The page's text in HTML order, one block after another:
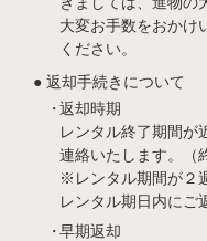
大変お手数をおかけ
ください。
返却手続きについて
返却時期
レンタル終了期間が
連絡いたします。（
※レンタル期間が２
レンタル期日内にご
早期返却